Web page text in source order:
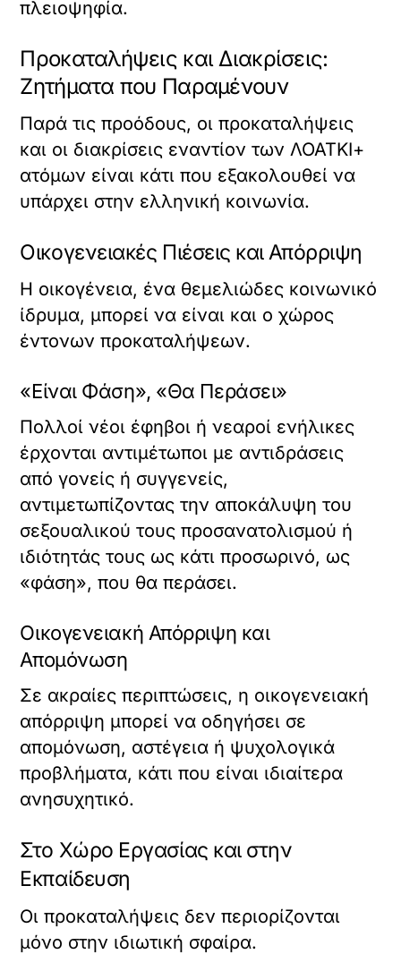
πλειοψηφία.
Προκαταλήψεις και Διακρίσεις:
Ζητήματα που Παραμένουν
Παρά τις προόδους, οι προκαταλήψεις
και οι διακρίσεις εναντίον των ΛΟΑΤΚΙ+
ατόμων είναι κάτι που εξακολουθεί να
υπάρχει στην ελληνική κοινωνία.
Οικογενειακές Πιέσεις και Απόρριψη
Η οικογένεια, ένα θεμελιώδες κοινωνικό
ίδρυμα, μπορεί να είναι και ο χώρος
έντονων προκαταλήψεων.
«Είναι Φάση», «Θα Περάσει»
Πολλοί νέοι έφηβοι ή νεαροί ενήλικες
έρχονται αντιμέτωποι με αντιδράσεις
από γονείς ή συγγενείς,
αντιμετωπίζοντας την αποκάλυψη του
σεξουαλικού τους προσανατολισμού ή
ιδιότητάς τους ως κάτι προσωρινό, ως
«φάση», που θα περάσει.
Οικογενειακή Απόρριψη και
Απομόνωση
Σε ακραίες περιπτώσεις, η οικογενειακή
απόρριψη μπορεί να οδηγήσει σε
απομόνωση, αστέγεια ή ψυχολογικά
προβλήματα, κάτι που είναι ιδιαίτερα
ανησυχητικό.
Στο Χώρο Εργασίας και στην
Εκπαίδευση
Οι προκαταλήψεις δεν περιορίζονται
μόνο στην ιδιωτική σφαίρα.